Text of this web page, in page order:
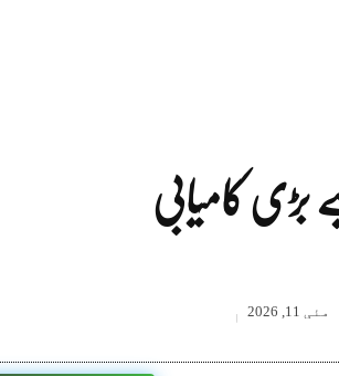
بڑی کامیابی
مئی 11, 2026